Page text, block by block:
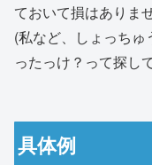
ておいて損はありませ
(私など、しょっち
ったっけ？って探し
具体例